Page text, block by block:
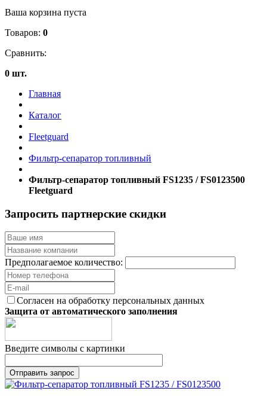
Ваша корзина пуста
Товаров: 0
Сравнить:
0 шт.
Главная
Каталог
Fleetguard
Фильтр-сепаратор топливный
Фильтр-сепаратор топливный FS1235 / FS0123500
Fleetguard
Запросить партнерские скидки
Предполагаемое количество:
Согласен на обработку персональных данных
Защита от автоматического заполнения
Введите символы с картинки